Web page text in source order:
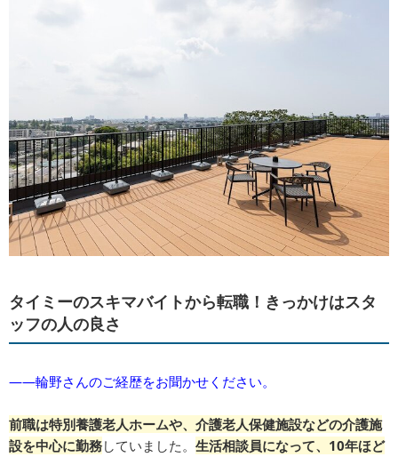
タイミーのスキマバイトから転職！きっかけはスタ
ッフの人の良さ
――輪野さんのご経歴をお聞かせください。
前職は特別養護老人ホームや、介護老人保健施設などの介護施
設を中心に勤務していました。 生活相談員になって、10年ほど